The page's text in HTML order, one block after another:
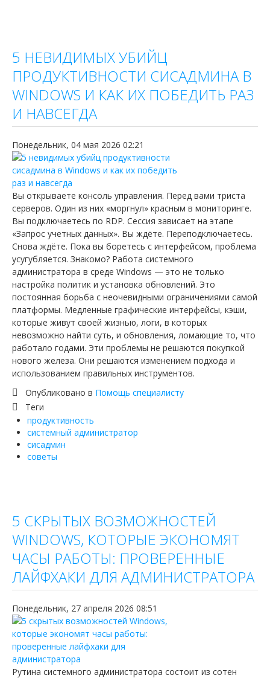
5 НЕВИДИМЫХ УБИЙЦ
ПРОДУКТИВНОСТИ СИСАДМИНА В
WINDOWS И КАК ИХ ПОБЕДИТЬ РАЗ
И НАВСЕГДА
Понедельник, 04 мая 2026 02:21
Вы открываете консоль управления. Перед вами триста
серверов. Один из них «моргнул» красным в мониторинге.
Вы подключаетесь по RDP. Сессия зависает на этапе
«Запрос учетных данных». Вы ждёте. Переподключаетесь.
Снова ждёте. Пока вы боретесь с интерфейсом, проблема
усугубляется. Знакомо? Работа системного
администратора в среде Windows — это не только
настройка политик и установка обновлений. Это
постоянная борьба с неочевидными ограничениями самой
платформы. Медленные графические интерфейсы, кэши,
которые живут своей жизнью, логи, в которых
невозможно найти суть, и обновления, ломающие то, что
работало годами. Эти проблемы не решаются покупкой
нового железа. Они решаются изменением подхода и
использованием правильных инструментов.
Опубликовано в Помощь специалисту
Теги
продуктивность
системный администратор
сисадмин
советы
5 СКРЫТЫХ ВОЗМОЖНОСТЕЙ
WINDOWS, КОТОРЫЕ ЭКОНОМЯТ
ЧАСЫ РАБОТЫ: ПРОВЕРЕННЫЕ
ЛАЙФХАКИ ДЛЯ АДМИНИСТРАТОРА
Понедельник, 27 апреля 2026 08:51
Рутина системного администратора состоит из сотен